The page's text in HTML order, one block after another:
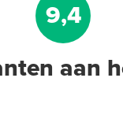
9,4
aan